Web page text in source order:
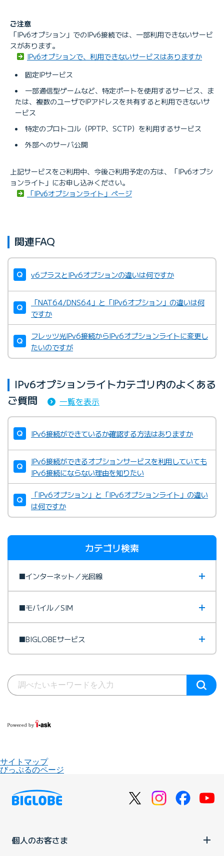
ご注意
「IPv6オプション」でのIPv6接続では、一部利用できないサービ
スがあります。
IPv6オプションで、利用できないサービスはありますか
固定IPサービス
一部通信型ゲームなど、特定ポートを使用するサービス、ま
たは、複数のユーザでIPアドレスを共有すると利用できないサ
ービス
特定のプロトコル（PPTP、SCTP）を利用するサービス
外部へのサーバ公開
上記サービスをご利用中、今後ご利用予定の方は、「IPv6オプシ
ョンライト」にお申し込みください。
「IPv6オプションライト」ページ
関連FAQ
v6プラスとIPv6オプションの違いは何ですか
「NAT64/DNS64」と「IPv6オプション」の違いは何
ですか
フレッツ光IPv6接続からIPv6オプションライトに変更し
たいのですが
IPv6オプションライトカテゴリ内のよくある
ご質問
一覧を表示
IPv6接続ができているか確認する方法はありますか
IPv6接続ができるオプションサービスを利用していても
IPv6接続にならない理由を知りたい
「IPv6オプション」と「IPv6オプションライト」の違い
は何ですか
カテゴリ検索
■インターネット／光回線
■モバイル／SIM
■BIGLOBEサービス
サイトマップ
びっぷるのページ
個人のお客さま